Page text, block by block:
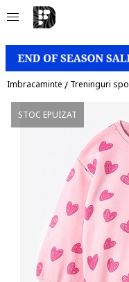
Imbracaminte / Treninguri
STOC EPUIZAT